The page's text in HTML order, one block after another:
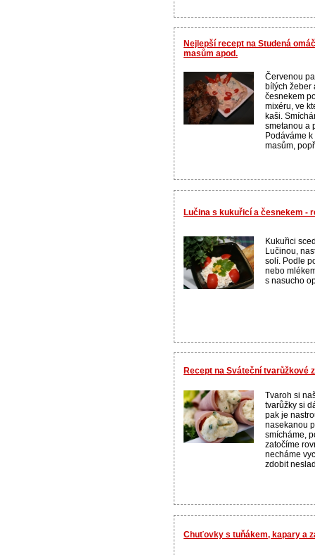
Nejlepší recept na Studená
masům apod.
Červenou
bílých žeber
česnekem
mixéru, ve
kaši.
smetanou a
Podáváme
masům,
Lučina s kukuřicí a česnekem -
Kukuřici
Lučinou,
solí. Podle
nebo
s nasucho
Recept na Sváteční tvarůžkové
Tvaroh si
tvarůžky si
pak je
nasekanou
smícháme,
zatočíme
necháme
zdobit
Chuťovky s tuňákem, kapary a